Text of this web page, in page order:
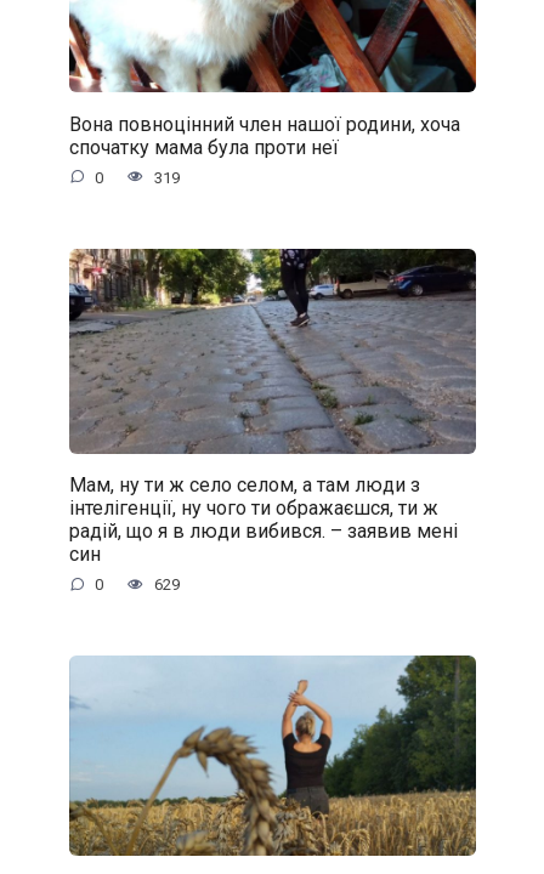
Вона повноцінний член нашої родини, хоча
спочатку мама була проти неї
0 319
Мам, ну ти ж село селом, а там люди з
інтелігенції, ну чого ти ображаєшся, ти ж
радій, що я в люди вибився. – заявив мені
син
0 629